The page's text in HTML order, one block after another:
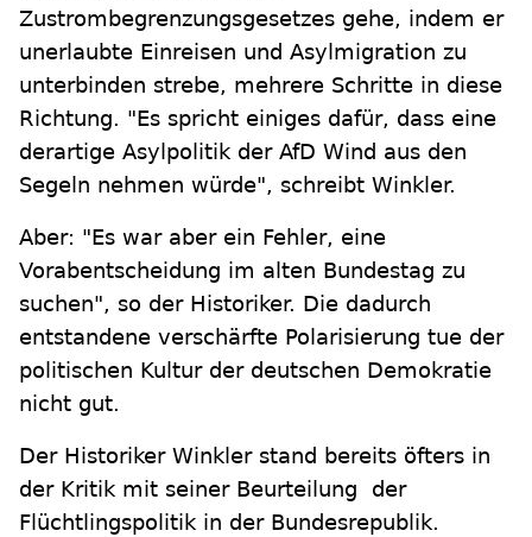
Zustrombegrenzungsgesetzes gehe, indem er
unerlaubte Einreisen und Asylmigration zu
unterbinden strebe, mehrere Schritte in diese
Richtung. "Es spricht einiges dafür, dass eine
derartige Asylpolitik der AfD Wind aus den
Segeln nehmen würde", schreibt Winkler.
Aber: "Es war aber ein Fehler, eine
Vorabentscheidung im alten Bundestag zu
suchen", so der Historiker. Die dadurch
entstandene verschärfte Polarisierung tue der
politischen Kultur der deutschen Demokratie
nicht gut.
Der Historiker Winkler stand bereits öfters in
der Kritik mit seiner Beurteilung der
Flüchtlingspolitik in der Bundesrepublik.